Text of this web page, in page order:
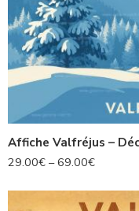
29.00€ –69.00€